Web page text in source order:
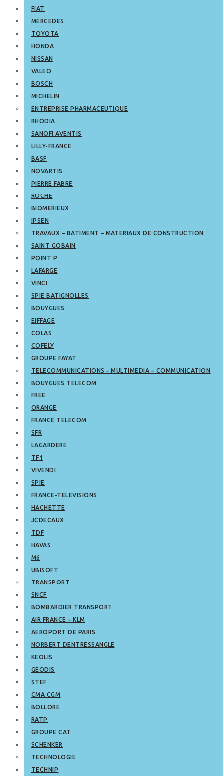
FIAT
MERCEDES
TOYOTA
HONDA
NISSAN
VALEO
BOSCH
MICHELIN
ENTREPRISE PHARMACEUTIQUE
RHODIA
SANOFI AVENTIS
LILLY-FRANCE
BASF
NOVARTIS
PIERRE FABRE
ROCHE
BIOMERIEUX
IPSEN
TRAVAUX – BATIMENT – MATERIAUX DE CONSTRUCTION
SAINT GOBAIN
POINT P
LAFARGE
VINCI
SPIE BATIGNOLLES
BOUYGUES
EIFFAGE
COLAS
COFELY
GROUPE FAYAT
TELECOMMUNICATIONS – MULTIMEDIA – COMMUNICATION
BOUYGUES TELECOM
FREE
ORANGE
FRANCE TELECOM
SFR
LAGARDERE
TF1
VIVENDI
SPIE
FRANCE-TELEVISIONS
HACHETTE
JCDECAUX
TDF
HAVAS
M6
UBISOFT
TRANSPORT
SNCF
BOMBARDIER TRANSPORT
AIR FRANCE – KLM
AEROPORT DE PARIS
NORBERT DENTRESSANGLE
KEOLIS
GEODIS
STEF
CMA CGM
BOLLORE
RATP
GROUPE CAT
SCHENKER
TECHNOLOGIE
TECHNIP